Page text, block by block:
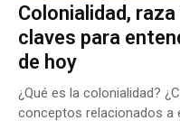
Colonialidad,
claves para
de hoy
¿Qué es la colonialidad?
conceptos relacionados a